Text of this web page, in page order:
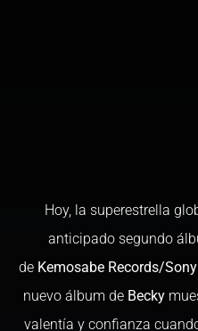
Hoy, la superestrella
anticipado segundo
de Kemosabe Records/
nuevo álbum de Becky
valentía y confianza